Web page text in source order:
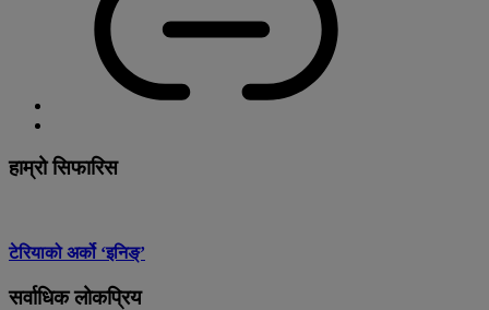
हाम्रो सिफारिस
टेरियाको अर्को ‘इनिङ्’
सर्वाधिक लोकप्रिय